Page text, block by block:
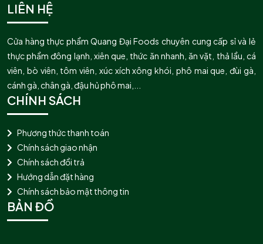
LIÊN HỆ
Cửa hàng thực phẩm Quang Đại Foods chuyên cung cấp sỉ và lẻ
thực phẩm đông lạnh, xiên que, thức ăn nhanh, ăn vặt, thả lẩu, cá
viên, bò viên, tôm viên, xúc xích xông khói, phô mai que, đùi gà,
cánh gà, chân gà, đậu hủ phô mai,...
CHÍNH SÁCH
Phương thức thanh toán
Chính sách giao nhận
Chính sách đổi trả
Hướng dẫn đặt hàng
Chính sách bảo mật thông tin
BẢN ĐỒ